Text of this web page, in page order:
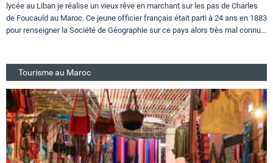
lycée au Liban je réalise un vieux rêve en marchant sur les pas de Charles
de Foucauld au Maroc. Ce jeune officier français était parti à 24 ans en 1883
pour renseigner la Société de Géographie sur ce pays alors très mal connu...
Tourisme au Maroc